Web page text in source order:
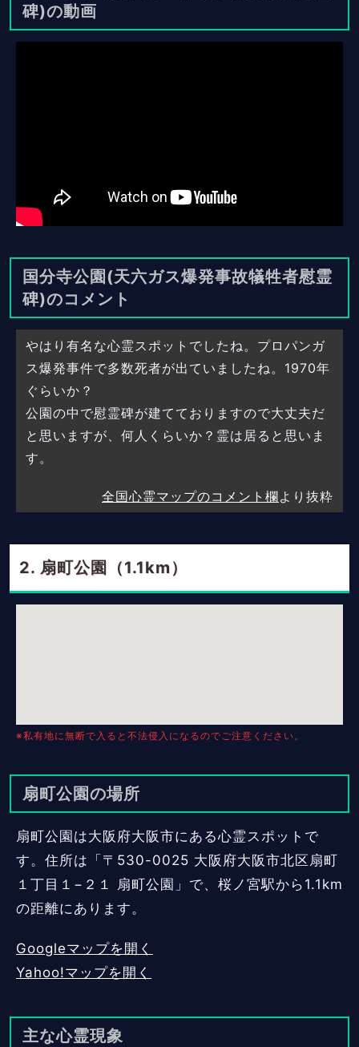
碑)の動画
国分寺公園(天六ガス爆発事故犠牲者慰霊
碑)のコメント
やはり有名な心霊スポットでしたね。プロパンガ
ス爆発事件で多数死者が出ていましたね。1970年
ぐらいか？
公園の中で慰霊碑が建てておりますので大丈夫だ
と思いますが、何人くらいか？霊は居ると思いま
す。
全国心霊マップのコメント欄より抜粋
扇町公園（1.1km）
※私有地に無断で入ると不法侵入になるのでご注意ください。
扇町公園の場所
扇町公園は大阪府大阪市にある心霊スポットで
す。住所は「〒530-0025 大阪府大阪市北区扇町
１丁目１−２１ 扇町公園」で、桜ノ宮駅から1.1km
の距離にあります。
Googleマップを開く
Yahoo!マップを開く
主な心霊現象